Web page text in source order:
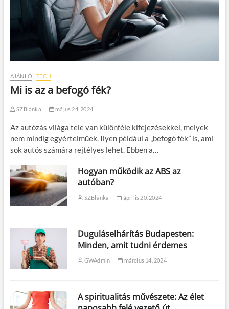
AJÁNLÓ TECH
Mi is az a befogó fék?
SZBlanka május 24, 2024
Az autózás világa tele van különféle kifejezésekkel, melyek
nem mindig egyértelműek. Ilyen például a „befogó fék” is, ami
sok autós számára rejtélyes lehet. Ebben a…
Hogyan működik az ABS az
autóban?
SZBlanka április 20, 2024
Duguláselhárítás Budapesten:
Minden, amit tudni érdemes
GWAdmin március 14, 2024
A spiritualitás művészete: Az élet